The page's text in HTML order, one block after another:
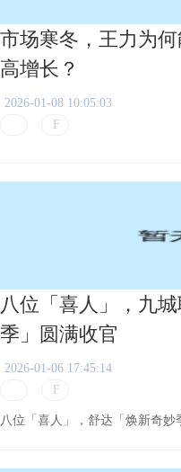
市场寒冬，王力为
高增长？
2026-01-08 10:05:03
八位「喜人」，九
季」圆满收官
2026-01-06 17:45:14
八位「喜人」，舒达「焕新奇妙